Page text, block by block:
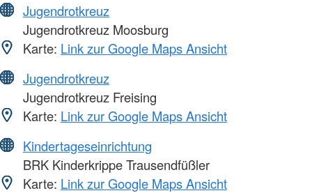
Jugendrotkreuz
Jugendrotkreuz Moosburg
Karte: Link zur Google Maps Ansicht
Jugendrotkreuz
Jugendrotkreuz Freising
Karte: Link zur Google Maps Ansicht
Kindertageseinrichtung
BRK Kinderkrippe Trausendfüßler
Karte: Link zur Google Maps Ansicht